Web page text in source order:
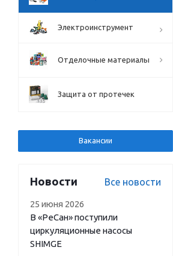
Электроинструмент
Отделочные материалы
Защита от протечек
Вакансии
Новости Все новости
25 июня 2026
В «РеСан» поступили
циркуляционные насосы
SHIMGE